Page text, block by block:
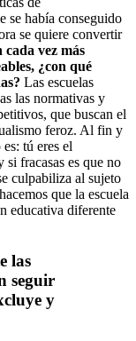
se había conseguido
se quiere convertir
cada vez más
¿con qué
Las escuelas
las normativas y
que buscan el
feroz. Al fin y
tú eres el
si fracasas es que no
culpabiliza al sujeto
que la escuela
educativa diferente
las
seguir
y